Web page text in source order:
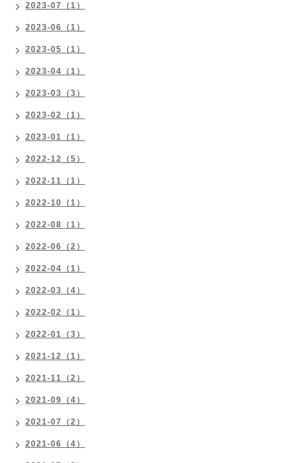
2023-07（1）
2023-06（1）
2023-05（1）
2023-04（1）
2023-03（3）
2023-02（1）
2023-01（1）
2022-12（5）
2022-11（1）
2022-10（1）
2022-08（1）
2022-06（2）
2022-04（1）
2022-03（4）
2022-02（1）
2022-01（3）
2021-12（1）
2021-11（2）
2021-09（4）
2021-07（2）
2021-06（4）